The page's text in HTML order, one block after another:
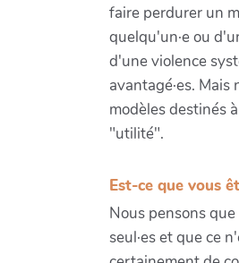
faire perdurer un
quelqu'un·e ou
d'une violence
avantagé·es.
modèles destinés
"utilité".
Est-ce que vous
Nous pensons
seul·es et que ce